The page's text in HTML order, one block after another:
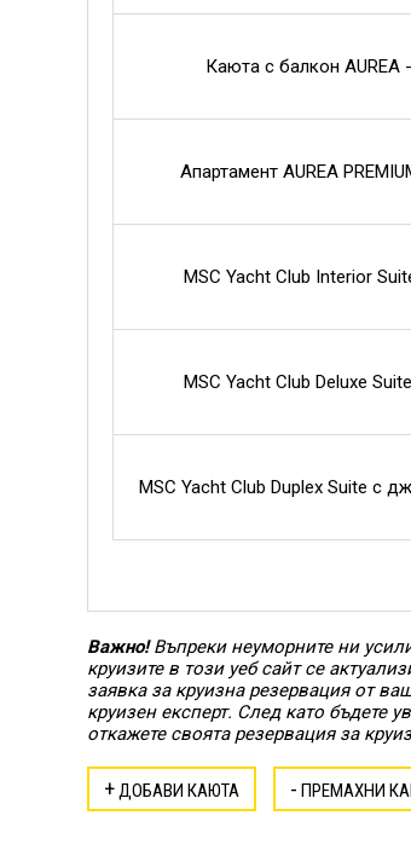
Каюта с балкон AUREA
Апартамент AUREA
MSC Yacht Club Interior
MSC Yacht Club Deluxe
MSC Yacht Club Duplex Suite с
Важно!Въпреки неуморните ни
круизите в този уеб сайт се
заявка за круизна резервация от
круизен експерт. След като бъдете
откажете своята резервация за
+ДОБАВИ КАЮТА - ПРЕМАХНИ